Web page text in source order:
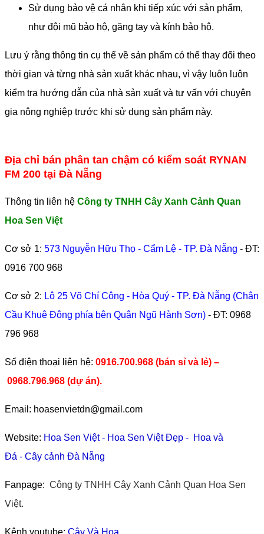
Sử dụng bảo vệ cá nhân khi tiếp xúc với sản phẩm,
như đội mũ bảo hộ, găng tay và kính bảo hộ.
Lưu ý rằng thông tin cụ thể về sản phẩm có thể thay đổi theo
thời gian và từng nhà sản xuất khác nhau, vì vậy luôn luôn
kiểm tra hướng dẫn của nhà sản xuất và tư vấn với chuyên
gia nông nghiệp trước khi sử dụng sản phẩm này.
Địa chỉ bán phân tan chậm có kiểm soát RYNAN
FM 200 tại Đà Nẵng
Thông tin liên hệ Công ty TNHH Cây Xanh Cảnh Quan
Hoa Sen Việt
Cơ sở 1: 573 Nguyễn Hữu Thọ - Cẩm Lệ - TP. Đà Nẵng - ĐT:
0916 700 968
Cơ sở 2: Lô 25 Võ Chí Công - Hòa Quý - TP. Đà Nẵng (Chân
Cầu Khuê Đông phía bên Quận Ngũ Hành Sơn) - ĐT: 0968
796 968
​Số điện thoại liên hệ: 0916.700.968 (bán sỉ và lẻ) –
0968.796.968 (dự án).
Email: hoasenvietdn@gmail.com
Website: Hoa Sen Việt- Hoa Sen Việt Đẹp - Hoa và
Đá - Cây cảnh Đà Nẵng
Fanpage: Công ty TNHH Cây Xanh Cảnh Quan Hoa Sen
Việt.
Kênh youtube: Cây Và Hoa